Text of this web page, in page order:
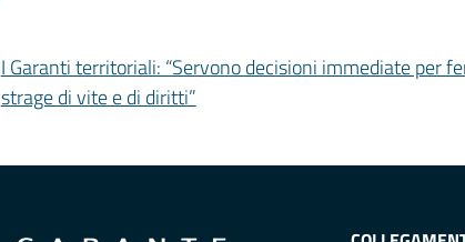
I Garanti territoriali: “Servono decisioni immediate per
strage di vite e di diritti”